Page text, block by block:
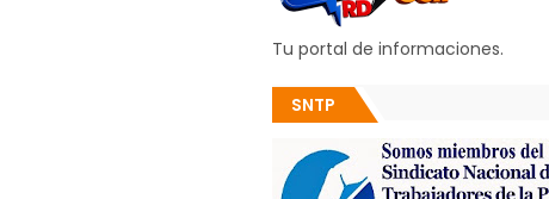
Tu portal de informaciones.
SNTP